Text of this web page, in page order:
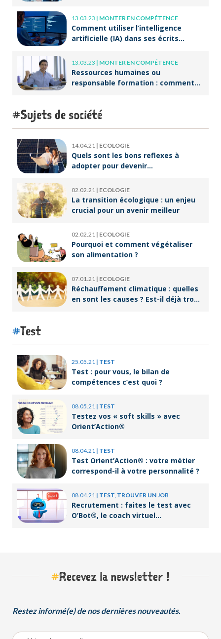
13.03.23 | MONTER EN COMPÉTENCE
Comment utiliser l’intelligence
artificielle (IA) dans ses écrits
13.03.23 | MONTER EN COMPÉTENCE
Ressources humaines ou
responsable formation : comment
Sujets de société
14.04.21 | ECOLOGIE
Quels sont les bons reflexes à
adopter pour devenir
02.02.21 | ECOLOGIE
La transition écologique : un enjeu
crucial pour un avenir meilleur
02.02.21 | ECOLOGIE
Pourquoi et comment végétaliser
son alimentation ?
07.01.21 | ECOLOGIE
Réchauffement climatique : quelles
en sont les causes ? Est-il déjà trop
Test
25.05.21 | TEST
Test : pour vous, le bilan de
compétences c’est quoi ?
08.05.21 | TEST
Testez vos « soft skills » avec
Orient’Action®
08.04.21 | TEST
Test Orient’Action® : votre métier
correspond-il à votre personnalité ?
08.04.21 | TEST, TROUVER UN JOB
Recrutement : faites le test avec
O’Bot®, le coach virtuel
#Recevez la newsletter !
Restez informé(e) de nos dernières nouveautés.